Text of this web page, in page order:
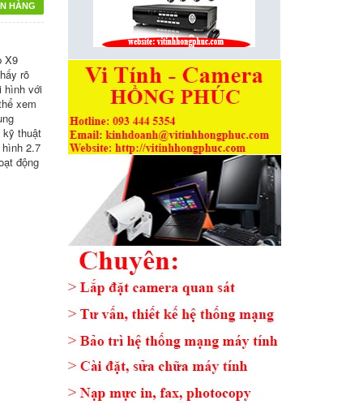
HÀNG
X9
rõ
hình với
xem
kỹ thuật
2.7
động